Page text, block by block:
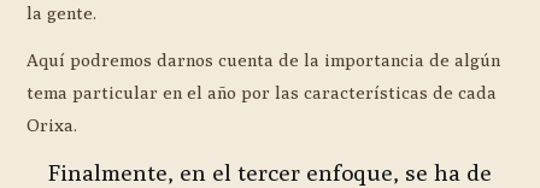
la gente.
Aquí podremos darnos cuenta de la importancia de algún
tema particular en el año por las características de cada
Orixa.
Finalmente, en el tercer enfoque, se ha de